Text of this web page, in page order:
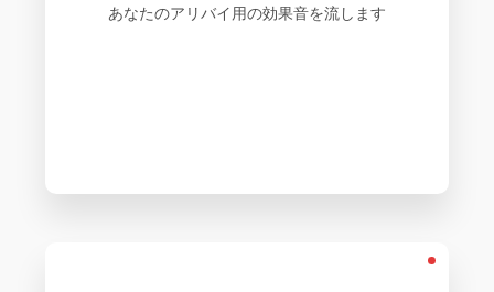
あなたのアリバイ用の効果音を流します